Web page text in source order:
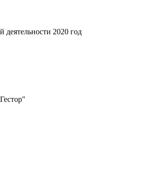
деятельности 2020 год